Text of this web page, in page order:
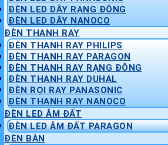
ĐÈN LED DÂY RẠNG ĐÔNG
ĐÈN LED DÂY NANOCO
ĐÈN THANH RAY
ĐÈN THANH RAY PHILIPS
ĐÈN THANH RAY PARAGON
ĐÈN THANH RAY RẠNG ĐÔNG
ĐÈN THANH RAY DUHAL
ĐÈN RỌI RAY PANASONIC
ĐÈN THANH RAY NANOCO
ĐÈN LED ÂM ĐẤT
ĐÈN LED ÂM ĐẤT PARAGON
ĐÈN BÀN